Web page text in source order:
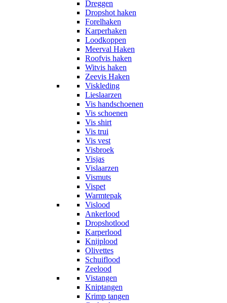
Dreggen
Dropshot haken
Forelhaken
Karperhaken
Loodkoppen
Meerval Haken
Roofvis haken
Witvis haken
Zeevis Haken
Viskleding
Lieslaarzen
Vis handschoenen
Vis schoenen
Vis shirt
Vis trui
Vis vest
Visbroek
Visjas
Vislaarzen
Vismuts
Vispet
Warmtepak
Vislood
Ankerlood
Dropshotlood
Karperlood
Knijplood
Olivettes
Schuiflood
Zeelood
Vistangen
Kniptangen
Krimp tangen